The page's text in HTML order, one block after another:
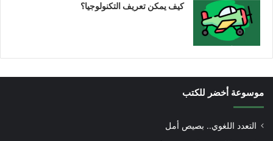
كيف يمكن تعريف التكنولوجيا؟
موسوعة أخضر للكتب
التعدد اللغوي.. بصيص أمل